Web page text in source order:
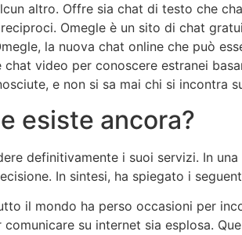
altro. Offre sia chat di testo che
Omegle è un sito di chat
la nuova chat online che può
chat video per conoscere estranei
e non si sa mai chi si incontra
esiste ancora?
definitivamente i suoi servizi. In
In sintesi, ha spiegato i
il mondo ha perso occasioni per
comunicare su internet sia esplosa.